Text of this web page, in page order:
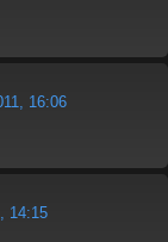
16:06
14:15